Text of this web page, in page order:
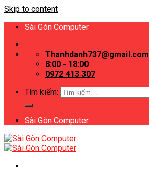
Skip to content
Sài Gòn Computer
Thanhdanh737@gmail.com
8:00 - 18:00
0972 413 307
Tìm kiếm:
Sài Gòn Computer